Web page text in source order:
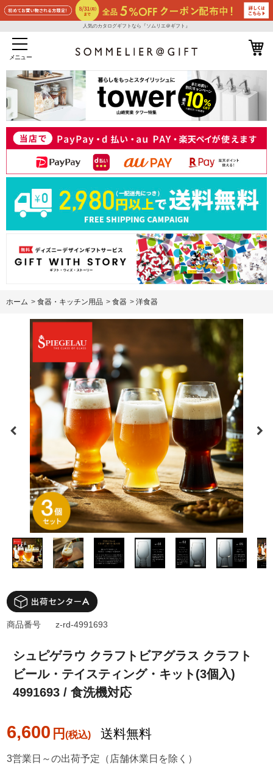
人気のカタログギフトなら『ソムリエ＠ギフト』
メニュー
ホーム > 食器・キッチン用品 > 食器 > 洋食器
シュピゲラウ クラフトビアグラス クラフト
ビール・テイスティング・キット(3個入)
4991693 / 食洗機対応
6,600 円 送料無料
商品番号 z-rd-4991693
3営業日～の出荷予定（店舗休業日を除く）